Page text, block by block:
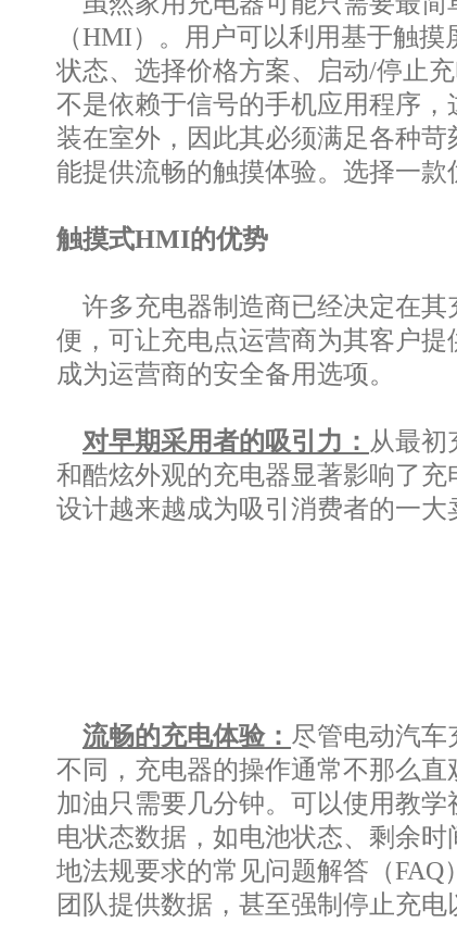
（HMI）。用户可以利用基于触
状态、选择价格方案、启动/停止
不是依赖于信号的手机应用程序
装在室外，因此其必须满足各种
能提供流畅的触摸体验。选择一
触摸式HMI的优势
许多充电器制造商已经决定在其
便，可让充电点运营商为其客户
成为运营商的安全备用选项。
对早期采用者的吸引力： 从最初
和酷炫外观的充电器显著影响了
设计越来越成为吸引消费者的一大
流畅的充电体验： 尽管电动汽车
不同，充电器的操作通常不那么
加油只需要几分钟。可以使用教
电状态数据，如电池状态、剩余
地法规要求的常见问题解答（
团队提供数据，甚至强制停止充电